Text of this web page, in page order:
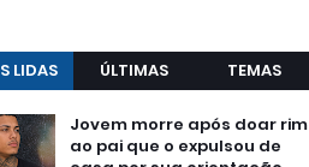
LIDAS ÚLTIMAS TEMAS
Jovem morre após doar rim
ao pai que o expulsou de